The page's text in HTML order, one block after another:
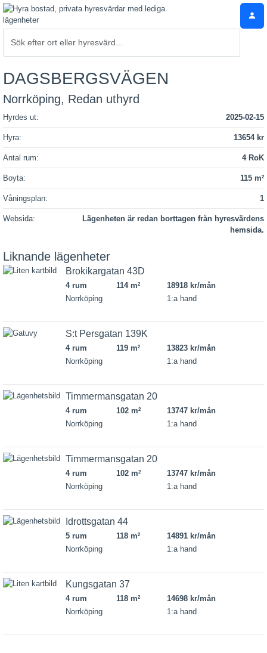
DAGSBERGSVÄGEN
Norrköping, Redan uthyrd
Hyrdes ut: 2025-02-15
Hyra: 13654 kr
Antal rum: 4 RoK
Boyta: 115 m2
Våningsplan: 1
Websida:
Lägenheten är redan borttagen från hyresvärdens
hemsida.
Liknande lägenheter
Brokikargatan 43D
4 rum 114 m2
18918 kr/mån
Norrköping
1:a hand
S:t Persgatan 139K
4 rum 119 m2
13823 kr/mån
Norrköping
1:a hand
Timmermansgatan 20
4 rum 102 m2
13747 kr/mån
Norrköping
1:a hand
Timmermansgatan 20
4 rum 102 m2
13747 kr/mån
Norrköping
1:a hand
Idrottsgatan 44
5 rum 118 m2
14891 kr/mån
Norrköping
1:a hand
Kungsgatan 37
4 rum 118 m2
14698 kr/mån
Norrköping
1:a hand